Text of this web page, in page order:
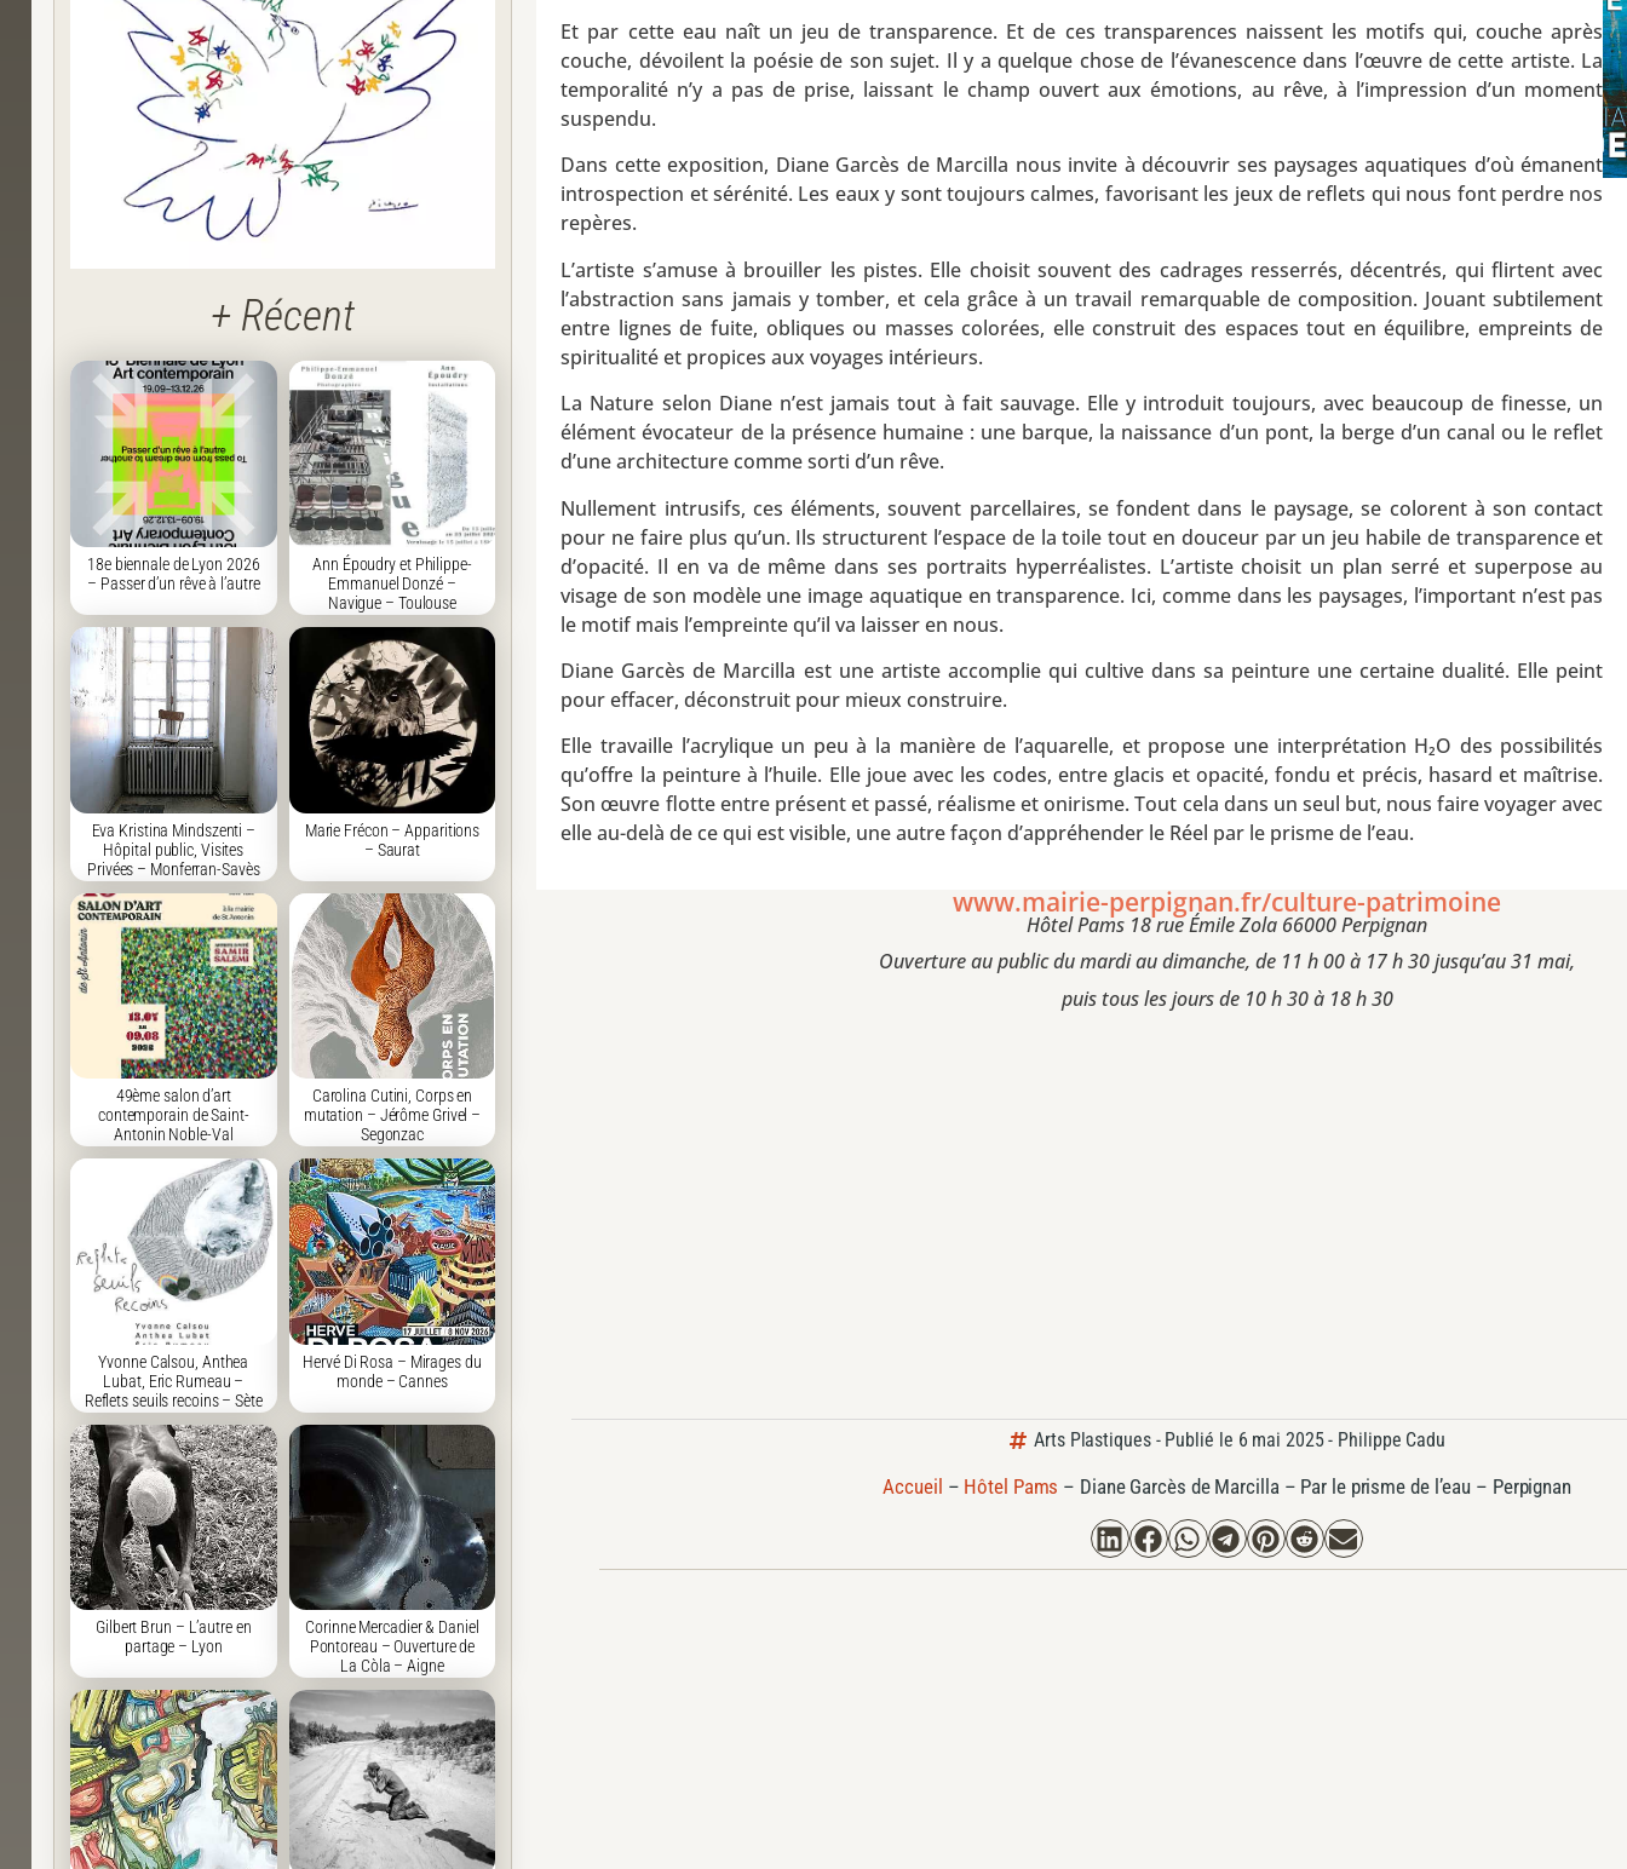
+ Récent
18e biennale de Lyon 2026
– Passer d’un rêve à l’autre
Ann Époudry et Philippe-
Emmanuel Donzé –
Navigue – Toulouse
Eva Kristina Mindszenti –
Hôpital public, Visites
Privées – Monferran-Savès
Marie Frécon – Apparitions
– Saurat
49ème salon d’art
contemporain de Saint-
Antonin Noble-Val
Carolina Cutini, Corps en
mutation – Jérôme Grivel –
Segonzac
Yvonne Calsou, Anthea
Lubat, Eric Rumeau –
Reflets seuils recoins – Sète
Hervé Di Rosa – Mirages du
monde – Cannes
Gilbert Brun – L’autre en
partage – Lyon
Corinne Mercadier & Daniel
Pontoreau – Ouverture de
La Còla – Aigne
Et par cette eau naît un jeu de transparence. Et de ces transparences naissent les motifs qui, couche après
couche, dévoilent la poésie de son sujet. Il y a quelque chose de l’évanescence dans l’œuvre de cette artiste. La
temporalité n’y a pas de prise, laissant le champ ouvert aux émotions, au rêve, à l’impression d’un moment
suspendu.
Dans cette exposition, Diane Garcès de Marcilla nous invite à découvrir ses paysages aquatiques d’où émanent
introspection et sérénité. Les eaux y sont toujours calmes, favorisant les jeux de reflets qui nous font perdre nos
repères.
L’artiste s’amuse à brouiller les pistes. Elle choisit souvent des cadrages resserrés, décentrés, qui flirtent avec
l’abstraction sans jamais y tomber, et cela grâce à un travail remarquable de composition. Jouant subtilement
entre lignes de fuite, obliques ou masses colorées, elle construit des espaces tout en équilibre, empreints de
spiritualité et propices aux voyages intérieurs.
La Nature selon Diane n’est jamais tout à fait sauvage. Elle y introduit toujours, avec beaucoup de finesse, un
élément évocateur de la présence humaine : une barque, la naissance d’un pont, la berge d’un canal ou le reflet
d’une architecture comme sorti d’un rêve.
Nullement intrusifs, ces éléments, souvent parcellaires, se fondent dans le paysage, se colorent à son contact
pour ne faire plus qu’un. Ils structurent l’espace de la toile tout en douceur par un jeu habile de transparence et
d’opacité. Il en va de même dans ses portraits hyperréalistes. L’artiste choisit un plan serré et superpose au
visage de son modèle une image aquatique en transparence. Ici, comme dans les paysages, l’important n’est pas
le motif mais l’empreinte qu’il va laisser en nous.
Diane Garcès de Marcilla est une artiste accomplie qui cultive dans sa peinture une certaine dualité. Elle peint
pour effacer, déconstruit pour mieux construire.
Elle travaille l’acrylique un peu à la manière de l’aquarelle, et propose une interprétation H₂O des possibilités
qu’offre la peinture à l’huile. Elle joue avec les codes, entre glacis et opacité, fondu et précis, hasard et maîtrise.
Son œuvre flotte entre présent et passé, réalisme et onirisme. Tout cela dans un seul but, nous faire voyager avec
elle au-delà de ce qui est visible, une autre façon d’appréhender le Réel par le prisme de l’eau.
www.mairie-perpignan.fr/culture-patrimoine
Hôtel Pams 18 rue Émile Zola 66000 Perpignan
Ouverture au public du mardi au dimanche, de 11 h 00 à 17 h 30 jusqu’au 31 mai,
puis tous les jours de 10 h 30 à 18 h 30
Arts Plastiques - Publié le 6 mai 2025 - Philippe Cadu
Accueil – Hôtel Pams – Diane Garcès de Marcilla – Par le prisme de l’eau – Perpignan